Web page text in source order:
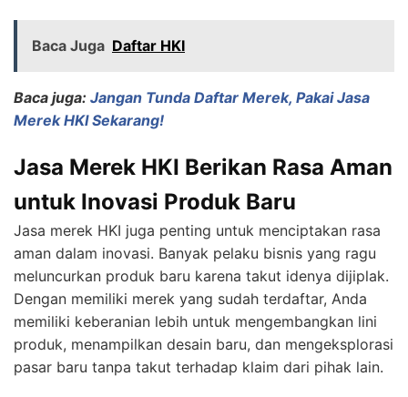
Baca Juga Daftar HKI
Baca juga: Jangan Tunda Daftar Merek, Pakai Jasa
Merek HKI Sekarang!
Jasa Merek HKI Berikan Rasa Aman
untuk Inovasi Produk Baru
Jasa merek HKI juga penting untuk menciptakan rasa
aman dalam inovasi. Banyak pelaku bisnis yang ragu
meluncurkan produk baru karena takut idenya dijiplak.
Dengan memiliki merek yang sudah terdaftar, Anda
memiliki keberanian lebih untuk mengembangkan lini
produk, menampilkan desain baru, dan mengeksplorasi
pasar baru tanpa takut terhadap klaim dari pihak lain.